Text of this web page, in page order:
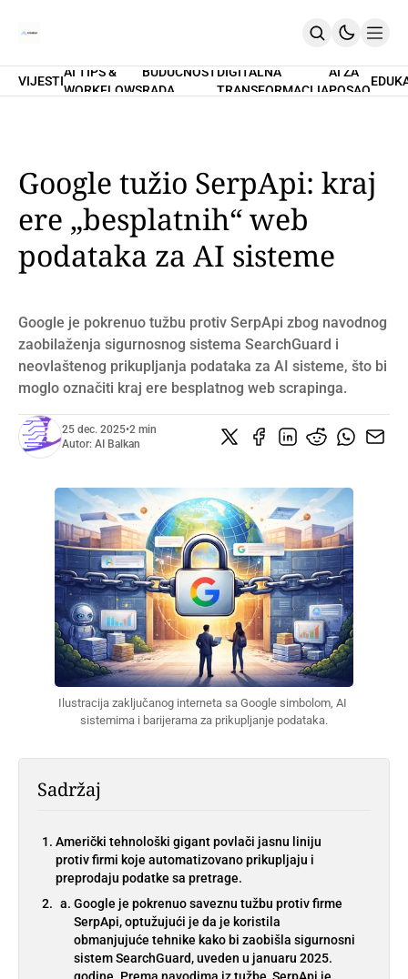
Home
PRETPLATI SE
VIJESTI
AI TIPS &
WORKFLOWS
BUDUĆNOST
RADA
DIGITALNA
TRANSFORMACIJA
AI ZA
POSAO
Google tužio SerpApi: kraj
ere „besplatnih“ web
podataka za AI sisteme
Google je pokrenuo tužbu protiv SerpApi zbog navodnog
zaobilaženja sigurnosnog sistema SearchGuard i
neovlaštenog prikupljanja podataka za AI sisteme, što bi
moglo označiti kraj ere besplatnog web scrapinga.
25 dec. 2025•2 min
Autor: AI Balkan
Ilustracija zaključanog interneta sa Google simbolom, AI
sistemima i barijerama za prikupljanje podataka.
Sadržaj
Američki tehnološki gigant povlači jasnu liniju
protiv firmi koje automatizovano prikupljaju i
preprodaju podatke sa pretrage.
Google je pokrenuo saveznu tužbu protiv firme
SerpApi, optužujući je da je koristila
obmanjujuće tehnike kako bi zaobišla sigurnosni
sistem SearchGuard, uveden u januaru 2025.
godine. Prema navodima iz tužbe, SerpApi je